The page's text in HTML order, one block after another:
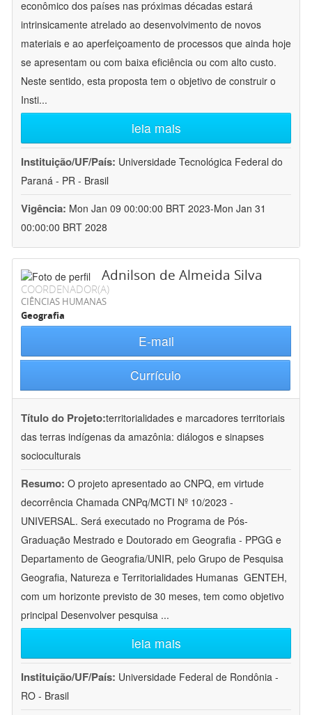
econômico dos países nas próximas décadas estará
intrinsicamente atrelado ao desenvolvimento de novos
materiais e ao aperfeiçoamento de processos que ainda hoje
se apresentam ou com baixa eficiência ou com alto custo.
Neste sentido, esta proposta tem o objetivo de construir o
Insti...
leia mais
Instituição/UF/País: Universidade Tecnológica Federal do
Paraná - PR - Brasil
Vigência: Mon Jan 09 00:00:00 BRT 2023-Mon Jan 31
00:00:00 BRT 2028
Adnilson de Almeida Silva
COORDENADOR(A)
CIÊNCIAS HUMANAS
Geografia
E-mail
Currículo
Título do Projeto:territorialidades e marcadores territoriais
das terras indígenas da amazônia: diálogos e sinapses
socioculturais
Resumo: O projeto apresentado ao CNPQ, em virtude
decorrência Chamada CNPq/MCTI Nº 10/2023 -
UNIVERSAL. Será executado no Programa de Pós-
Graduação Mestrado e Doutorado em Geografia - PPGG e
Departamento de Geografia/UNIR, pelo Grupo de Pesquisa
Geografia, Natureza e Territorialidades Humanas  GENTEH,
com um horizonte previsto de 30 meses, tem como objetivo
principal Desenvolver pesquisa ...
leia mais
Instituição/UF/País: Universidade Federal de Rondônia -
RO - Brasil